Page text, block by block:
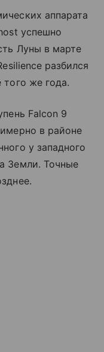
аппарата
успешно
Луны в марте
разбился
же года.
Falcon 9
в районе
у западного
Земли. Точные